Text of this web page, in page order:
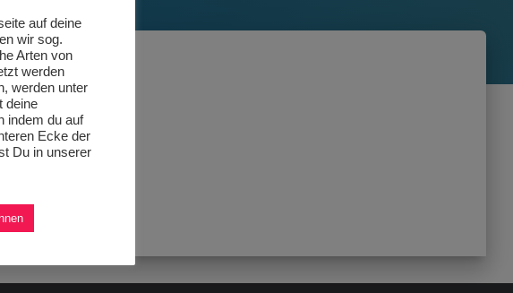
auf deine
wir sog.
Arten von
werden
werden unter
deine
indem du auf
Ecke der
Du in unserer